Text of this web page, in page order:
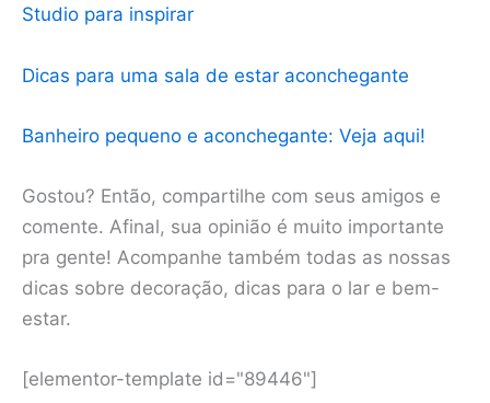
Studio para inspirar
Dicas para uma sala de estar aconchegante
Banheiro pequeno e aconchegante: Veja aqui!
Gostou? Então, compartilhe com seus amigos e
comente. Afinal, sua opinião é muito importante
pra gente! Acompanhe também todas as nossas
dicas sobre decoração, dicas para o lar e bem-
estar.
[elementor-template id="89446"]